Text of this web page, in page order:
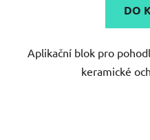
DO
Aplikační blok pro
keramické